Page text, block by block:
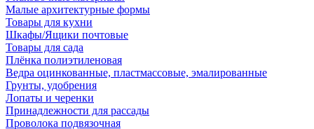
Малые архитектурные формы
Товары для кухни
Шкафы/Ящики почтовые
Товары для сада
Плёнка полиэтиленовая
Ведра оцинкованные, пластмассовые, эмалированные
Грунты, удобрения
Лопаты и черенки
Принадлежности для рассады
Проволока подвязочная